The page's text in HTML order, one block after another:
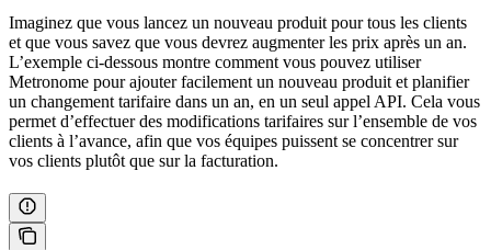
Imaginez que vous lancez un nouveau produit pour tous les clients
et que vous savez que vous devrez augmenter les prix après un an.
L’exemple ci-dessous montre comment vous pouvez utiliser
Metronome pour ajouter facilement un nouveau produit et planifier
un changement tarifaire dans un an, en un seul appel API. Cela vous
permet d’effectuer des modifications tarifaires sur l’ensemble de vos
clients à l’avance, afin que vos équipes puissent se concentrer sur
vos clients plutôt que sur la facturation.